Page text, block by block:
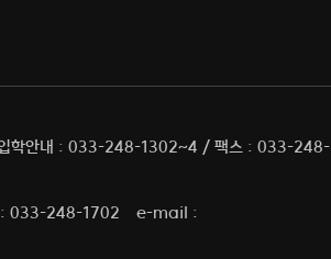
학안내 : 033-248-1302~4 / 팩스 : 033-248-
: 033-248-1702
e-mail :